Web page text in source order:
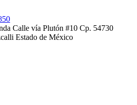
Calle vía Plutón #10 Cp. 54730
Estado de México